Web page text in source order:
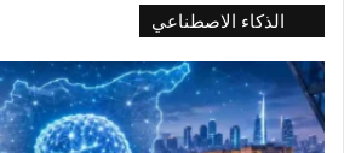
الذكاء الاصطناعي